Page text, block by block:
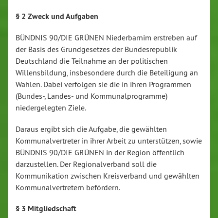
§ 2 Zweck und Aufgaben
BÜNDNIS 90/DIE GRÜNEN Niederbarnim erstreben auf
der Basis des Grundgesetzes der Bundesrepublik
Deutschland die Teilnahme an der politischen
Willensbildung, insbesondere durch die Beteiligung an
Wahlen. Dabei verfolgen sie die in ihren Programmen
(Bundes-, Landes- und Kommunalprogramme)
niedergelegten Ziele.
Daraus ergibt sich die Aufgabe, die gewählten
Kommunalvertreter in ihrer Arbeit zu unterstützen, sowie
BÜNDNIS 90/DIE GRÜNEN in der Region öffentlich
darzustellen. Der Regionalverband soll die
Kommunikation zwischen Kreisverband und gewählten
Kommunalvertretern befördern.
§ 3 Mitgliedschaft